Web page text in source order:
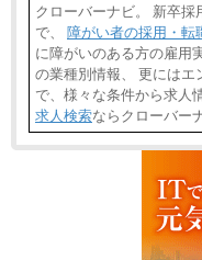
クローバーナビ。 新卒採
で、 障がい者の採用・転
に障がいのある方の雇用
の業種別情報、 更にはエ
で、様々な条件から求人
求人検索ならクローバー